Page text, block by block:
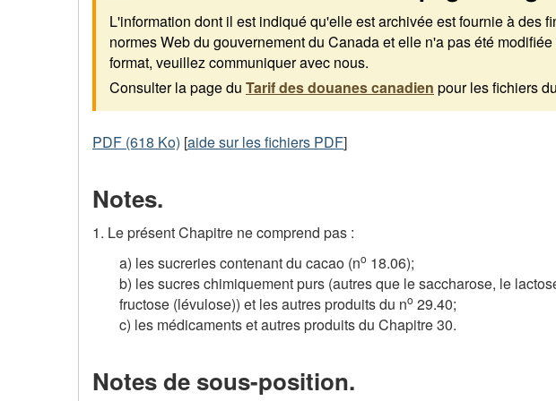
L'information dont il est indiqué qu'elle est archivée est fournie à des
normes Web du gouvernement du Canada et elle n'a pas été
format, veuillez communiquer avec nous.
Consulter la page du Tarif des douanes canadien pour les fichiers
PDF (618 Ko) [aide sur les fichiers PDF]
Notes.
1. Le présent Chapitre ne comprend pas :
a) les sucreries contenant du cacao (no 18.06);
b) les sucres chimiquement purs (autres que le saccharose, le
fructose (lévulose)) et les autres produits du no 29.40;
c) les médicaments et autres produits du Chapitre 30.
Notes de sous-position.